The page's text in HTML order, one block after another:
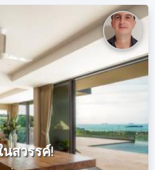
สวรรค์!